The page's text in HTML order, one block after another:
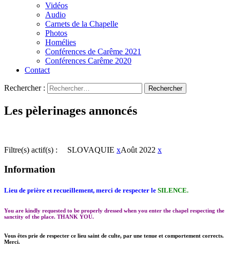
Vidéos
Audio
Carnets de la Chapelle
Photos
Homélies
Conférences de Carême 2021
Conférences Carême 2020
Contact
Rechercher :
Les pèlerinages annoncés
Filtre(s) actif(s) : SLOVAQUIE xAoût 2022 x
Information
Lieu de prière et recueillement, merci de respecter le SILENCE.
You are kindly requested to be properly dressed when you enter the chapel respecting the
sanctity of the place. THANK YOU.
Vous êtes prie de respecter ce lieu saint de culte, par une tenue et comportement corrects.
Merci.